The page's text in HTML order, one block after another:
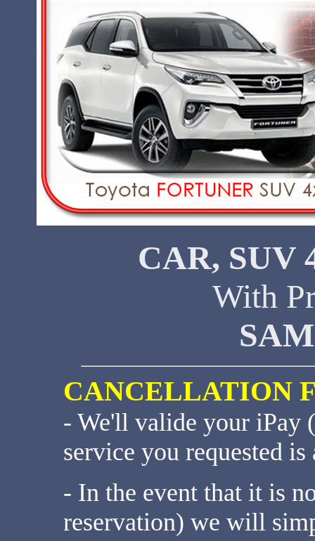
CAR, SUV
With
CANCELLATION
- We'll valide your iPay
service you requested
- In the event that it is
reservation) we will